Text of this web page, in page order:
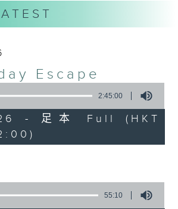
also occasional
in the studio and all
Kong.
a Sunday Escape
a feature perfectly
complement the most
of weekend (or is it
on Radio 3.
Escape
2:45:00
- 足本 Full (HKT
55:10